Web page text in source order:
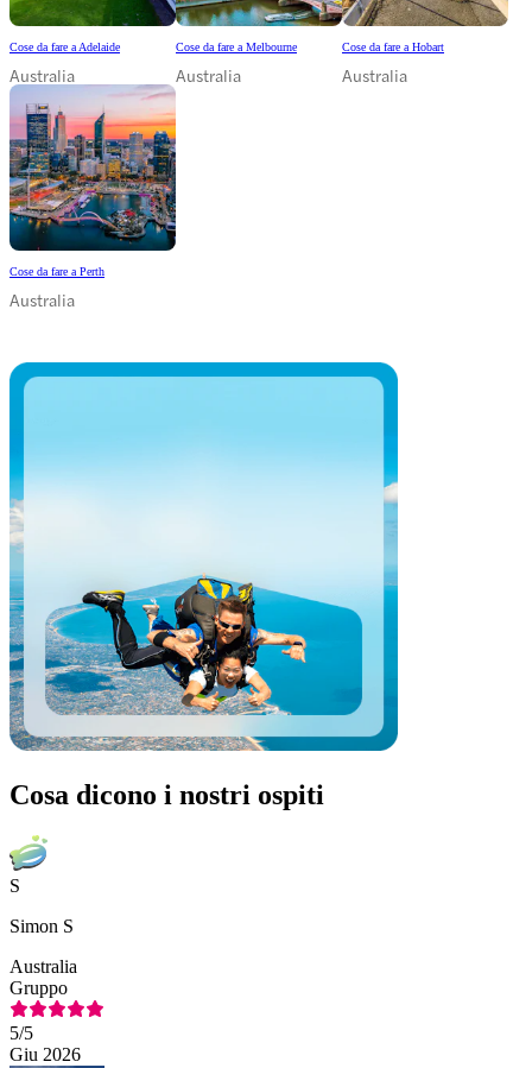
Cose da fare a Adelaide
Australia
Cose da fare a Melbourne
Australia
Cose da fare a Hobart
Australia
Cose da fare a Perth
Australia
Cosa dicono i nostri ospiti
S
Simon S
Australia
Gruppo
5/5
Giu 2026